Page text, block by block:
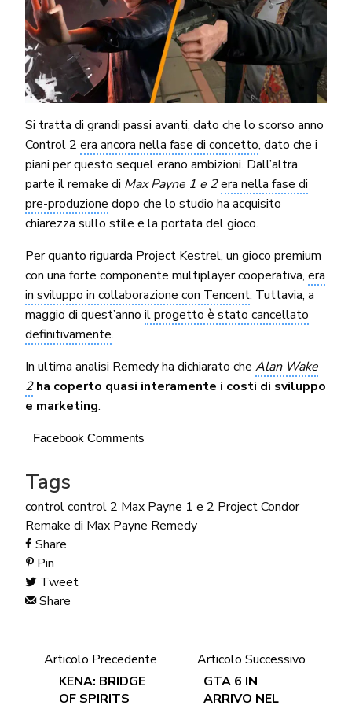
Si tratta di grandi passi avanti, dato che lo scorso anno
Control 2 era ancora nella fase di concetto, dato che i
piani per questo sequel erano ambizioni. Dall’altra
parte il remake di Max Payne 1 e 2era nella fase di
pre-produzione dopo che lo studio ha acquisito
chiarezza sullo stile e la portata del gioco.
Per quanto riguarda Project Kestrel, un gioco premium
con una forte componente multiplayer cooperativa,era
in sviluppo in collaborazione con Tencent. Tuttavia, a
maggio di quest’annoil progetto è stato cancellato
definitivamente.
In ultima analisi Remedy ha dichiarato cheAlan Wake
2 ha coperto quasi interamente i costi di sviluppo
e marketing.
Facebook Comments
Tags
controlcontrol 2 Max Payne 1 e 2 Project Condor
Remake di Max Payne Remedy
Share
Pin
Tweet
Share
Articolo Precedente
KENA: BRIDGE
OF SPIRITS
Articolo Successivo
GTA 6 IN
ARRIVO NEL